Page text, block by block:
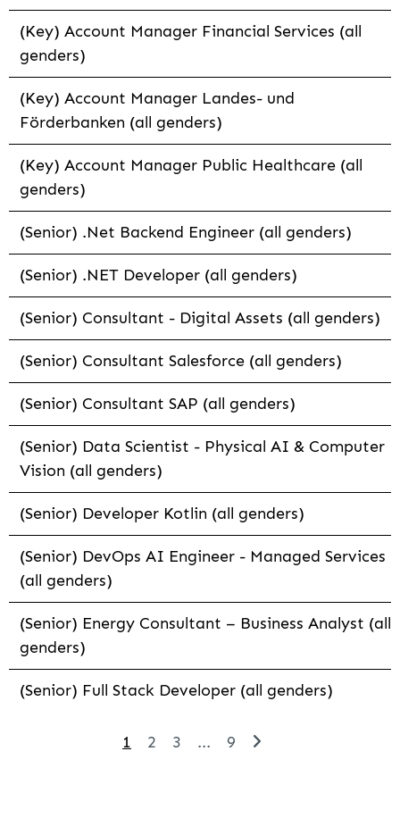
(Key) Account Manager Financial Services (all
genders)
(Key) Account Manager Landes- und
Förderbanken (all genders)
(Key) Account Manager Public Healthcare (all
genders)
(Senior) .Net Backend Engineer (all genders)
(Senior) .NET Developer (all genders)
(Senior) Consultant - Digital Assets (all genders)
(Senior) Consultant Salesforce (all genders)
(Senior) Consultant SAP (all genders)
(Senior) Data Scientist - Physical AI & Computer
Vision (all genders)
(Senior) Developer Kotlin (all genders)
(Senior) DevOps AI Engineer - Managed Services
(all genders)
(Senior) Energy Consultant – Business Analyst (all
genders)
(Senior) Full Stack Developer (all genders)
1 2 3 ... 9